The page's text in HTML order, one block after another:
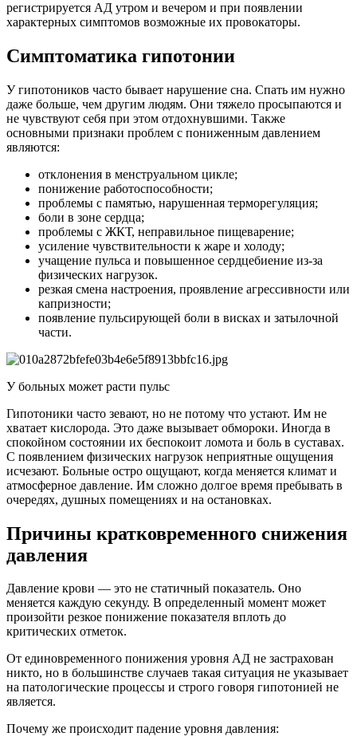
регистрируется АД утром и вечером и при появлении
характерных симптомов возможные их провокаторы.
Симптоматика гипотонии
У гипотоников часто бывает нарушение сна. Спать им нужно
даже больше, чем другим людям. Они тяжело просыпаются и
не чувствуют себя при этом отдохнувшими. Также
основными признаки проблем с пониженным давлением
являются:
отклонения в менструальном цикле;
понижение работоспособности;
проблемы с памятью, нарушенная терморегуляция;
боли в зоне сердца;
проблемы с ЖКТ, неправильное пищеварение;
усиление чувствительности к жаре и холоду;
учащение пульса и повышенное сердцебиение из-за
физических нагрузок.
резкая смена настроения, проявление агрессивности или
капризности;
появление пульсирующей боли в висках и затылочной
части.
У больных может расти пульс
Гипотоники часто зевают, но не потому что устают. Им не
хватает кислорода. Это даже вызывает обмороки. Иногда в
спокойном состоянии их беспокоит ломота и боль в суставах.
С появлением физических нагрузок неприятные ощущения
исчезают. Больные остро ощущают, когда меняется климат и
атмосферное давление. Им сложно долгое время пребывать в
очередях, душных помещениях и на остановках.
Причины кратковременного снижения
давления
Давление крови — это не статичный показатель. Оно
меняется каждую секунду. В определенный момент может
произойти резкое понижение показателя вплоть до
критических отметок.
От единовременного понижения уровня АД не застрахован
никто, но в большинстве случаев такая ситуация не указывает
на патологические процессы и строго говоря гипотонией не
является.
Почему же происходит падение уровня давления: